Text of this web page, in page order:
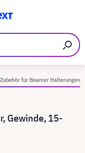
Zubehör für Beamer Halterungen
Gewinde, 15-